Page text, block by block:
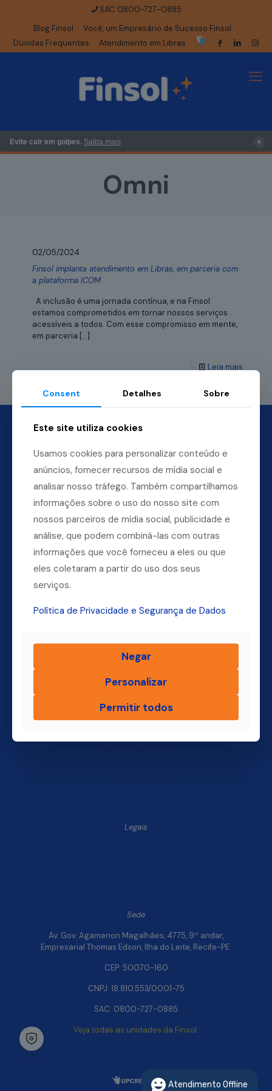
SAC 0800-727-0885
Blog Finsol
Você, um Empresário de Sucesso Finsol
Dúvidas Frequentes
Atendimento em Libras
Evite cair em golpes. Saiba mais ×
Omni
02/05/2024
Finsol implanta atendimento em Libras, em parceria com
a plataforma ICOM
A inclusão é uma jornada contínua, e na Finsol
estamos comprometidos em tornar nossos serviços
acessíveis a todos. Com esse compromisso em mente,
em parceria […]
Leia mais
Dúvidas? Ligue para a nossa central.
(11) 4004-3500
Home
Produtos
Blog Finsol
Legais
Sede
Av. Gov. Agamenon Magalhães, 4775, 9º andar,
Empresarial Thomas Edson, Ilha do Leite, Recife-PE.
CEP: 50070-160
CNPJ: 18.810.553/0001-75
SAC: 0800-727-0885
Veja todas as unidades da Finsol.
Consent Detalhes Sobre
Este site utiliza cookies
Usamos cookies para personalizar conteúdo e
anúncios, fornecer recursos de mídia social e
analisar nosso tráfego. Também compartilhamos
informações sobre o uso do nosso site com
nossos parceiros de mídia social, publicidade e
análise, que podem combiná-las com outras
informações que você forneceu a eles ou que
eles coletaram a partir do uso dos seus
serviços.
Política de Privacidade e Segurança de Dados
Negar
Personalizar
Permitir todos
Chat Whatsapp